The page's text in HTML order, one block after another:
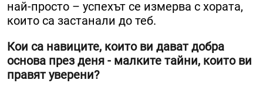
най-просто – успехът се измерва с хората,
които са застанали до теб.
Кои са навиците, които ви дават добра
основа през деня - малките тайни, които ви
правят уверени?